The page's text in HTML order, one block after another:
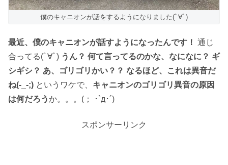
僕のキャニオンが話をするようになりました(ﾟ∀ﾟ)
最近、僕のキャニオンが話すようになったんです！ 通じ
合ってる(ﾟ∀ﾟ) うん？ 何て言ってるのかな、なになに？ ギ
シギシ？ あ、ゴリゴリかい？？ なるほど、これは異音だ
ね(-_-;) というワケで、 キャニオンのゴリゴリ異音の原因
は何だろうか。。。(； ･`д･´)
スポンサーリンク